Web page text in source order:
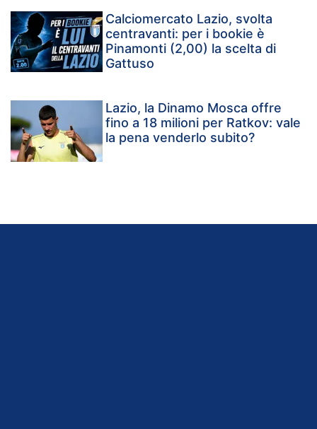
Calciomercato Lazio, svolta
centravanti: per i bookie è
Pinamonti (2,00) la scelta di
Gattuso
Lazio, la Dinamo Mosca offre
fino a 18 milioni per Ratkov: vale
la pena venderlo subito?